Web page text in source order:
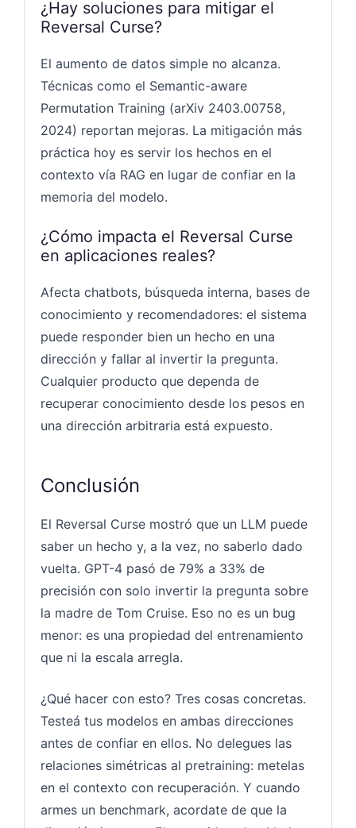
¿Hay soluciones para mitigar el
Reversal Curse?
El aumento de datos simple no alcanza.
Técnicas como el Semantic-aware
Permutation Training (arXiv 2403.00758,
2024) reportan mejoras. La mitigación más
práctica hoy es servir los hechos en el
contexto vía RAG en lugar de confiar en la
memoria del modelo.
¿Cómo impacta el Reversal Curse
en aplicaciones reales?
Afecta chatbots, búsqueda interna, bases de
conocimiento y recomendadores: el sistema
puede responder bien un hecho en una
dirección y fallar al invertir la pregunta.
Cualquier producto que dependa de
recuperar conocimiento desde los pesos en
una dirección arbitraria está expuesto.
Conclusión
El Reversal Curse mostró que un LLM puede
saber un hecho y, a la vez, no saberlo dado
vuelta. GPT-4 pasó de 79% a 33% de
precisión con solo invertir la pregunta sobre
la madre de Tom Cruise. Eso no es un bug
menor: es una propiedad del entrenamiento
que ni la escala arregla.
¿Qué hacer con esto? Tres cosas concretas.
Testeá tus modelos en ambas direcciones
antes de confiar en ellos. No delegues las
relaciones simétricas al pretraining: metelas
en el contexto con recuperación. Y cuando
armes un benchmark, acordate de que la